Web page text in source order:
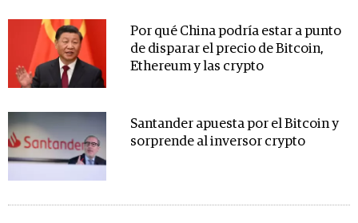
Por qué China podría estar a punto
de disparar el precio de Bitcoin,
Ethereum y las crypto
Santander apuesta por el Bitcoin y
sorprende al inversor crypto